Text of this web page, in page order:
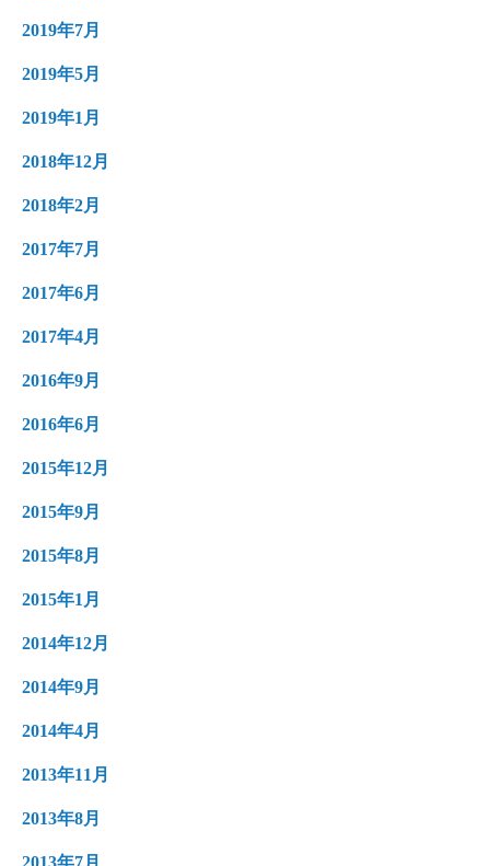
2019年7月
2019年5月
2019年1月
2018年12月
2018年2月
2017年7月
2017年6月
2017年4月
2016年9月
2016年6月
2015年12月
2015年9月
2015年8月
2015年1月
2014年12月
2014年9月
2014年4月
2013年11月
2013年8月
2013年7月